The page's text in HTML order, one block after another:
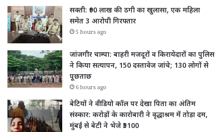
सक्ती: ₹90 लाख की ठगी का खुलासा, एक महिला
समेत 3 आरोपी गिरफ्तार
5 hours ago
जांजगीर चाम्पा: बाहरी मजदूरों व किरायेदारों का पुलिस
ने किया सत्यापन, 150 दस्तावेज जांचे; 130 लोगों से
पूछताछ
6 hours ago
बेटियों ने वीडियो कॉल पर देखा पिता का अंतिम
संस्कार: करोड़ों के कारोबारी ने वृद्धाश्रम में तोड़ा दम,
मुंबई से बेटी ने भेजे ₹5100